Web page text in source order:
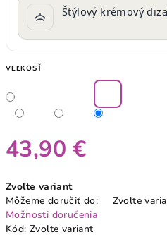
Štýlový krémový
VEĽKOSŤ
43,90 €
cena:
Zvoľte variant
Môžeme doručiť do:
Zvoľte
Možnosti doručenia
Kód: Zvoľte variant